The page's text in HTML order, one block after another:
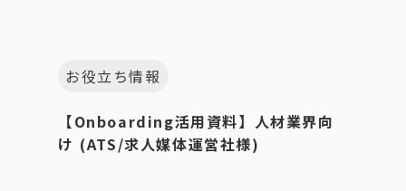
お役立ち情報
【Onboarding活用資料】人材業界向
け (ATS/求人媒体運営社様)